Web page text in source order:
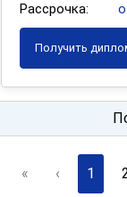
Рассрочка:
Получить
« ‹ 1